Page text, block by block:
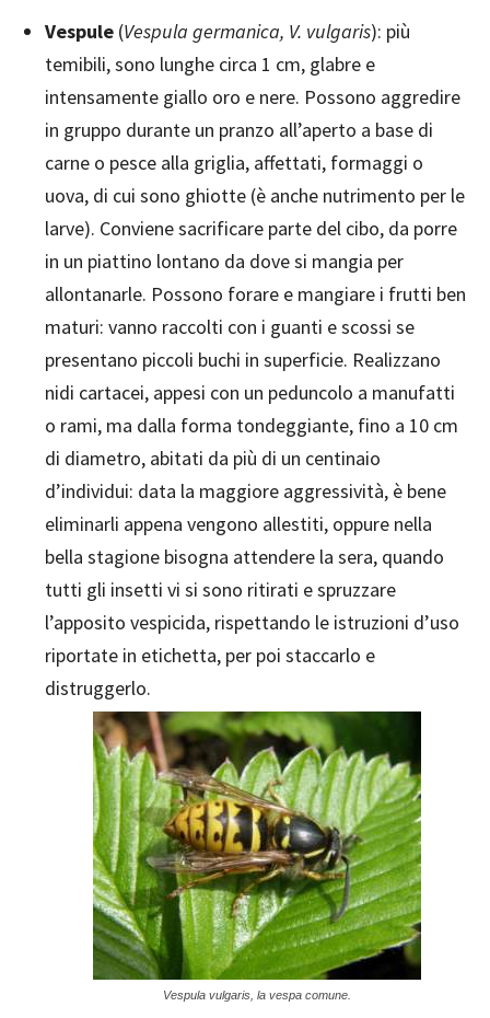
Vespule (Vespula germanica, V. vulgaris): più
temibili, sono lunghe circa 1 cm, glabre e
intensamente giallo oro e nere. Possono aggredire
in gruppo durante un pranzo all’aperto a base di
carne o pesce alla griglia, affettati, formaggi o
uova, di cui sono ghiotte (è anche nutrimento per le
larve). Conviene sacrificare parte del cibo, da porre
in un piattino lontano da dove si mangia per
allontanarle. Possono forare e mangiare i frutti ben
maturi: vanno raccolti con i guanti e scossi se
presentano piccoli buchi in superficie. Realizzano
nidi cartacei, appesi con un peduncolo a manufatti
o rami, ma dalla forma tondeggiante, fino a 10 cm
di diametro, abitati da più di un centinaio
d’individui: data la maggiore aggressività, è bene
eliminarli appena vengono allestiti, oppure nella
bella stagione bisogna attendere la sera, quando
tutti gli insetti vi si sono ritirati e spruzzare
l’apposito vespicida, rispettando le istruzioni d’uso
riportate in etichetta, per poi staccarlo e
distruggerlo.
Vespula vulgaris, la vespa comune.